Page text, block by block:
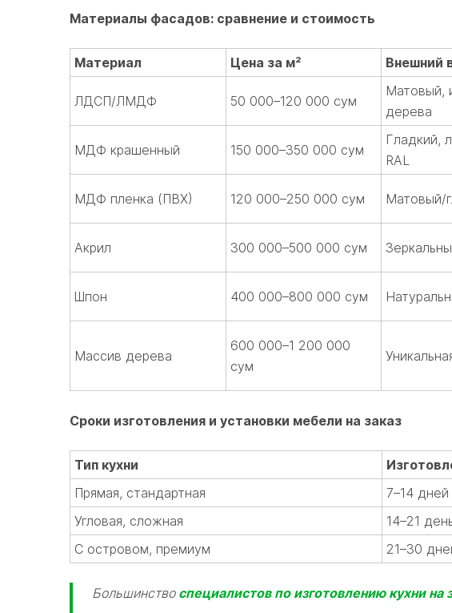
Материалы фасадов: сравнение и стоимость
Материал Цена за м² Внешний
ЛДСП/ЛМДФ 50 000–120 000 сум
Матовый,
дерева
МДФ крашенный 150 000–350 000 сум
Гладкий,
RAL
МДФ пленка (ПВХ) 120 000–250 000 сум Матовый/
Акрил 300 000–500 000 сум
Шпон 400 000–800 000 сум
Массив дерева
600 000–1 200 000
сум
Сроки изготовления и установки мебели на заказ
Тип кухни
Прямая, стандартная
7–14 дней
Угловая, сложная
14–21
С островом, премиум
21–30
Большинство специалистов по изготовлению кухни на